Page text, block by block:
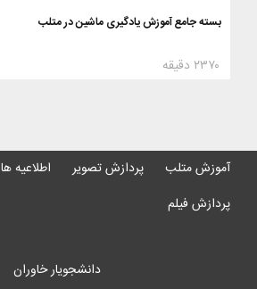
بسته جامع آموزش یادگیری ماشین در متلب
۲۳۷۰ دقیقه
آموزش متلب پردازش تصویر اطلاعیه ها
پردازش فیلم
دانشجویار خاوران